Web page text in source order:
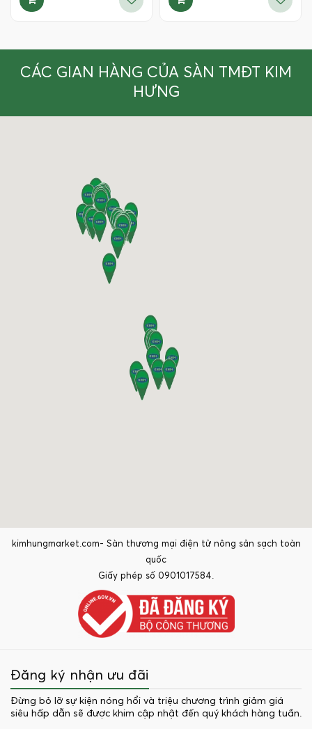
CÁC GIAN HÀNG CỦA SÀN TMĐT KIM
HƯNG
kimhungmarket.com- Sàn thương mại điện tử nông sản sạch toàn
quốc
Giấy phép số 0901017584.
Đăng ký nhận ưu đãi
Đừng bỏ lỡ sự kiện nóng hổi và triệu chương trình giảm giá
siêu hấp dẫn sẽ được khim cập nhật đến quý khách hàng tuần.